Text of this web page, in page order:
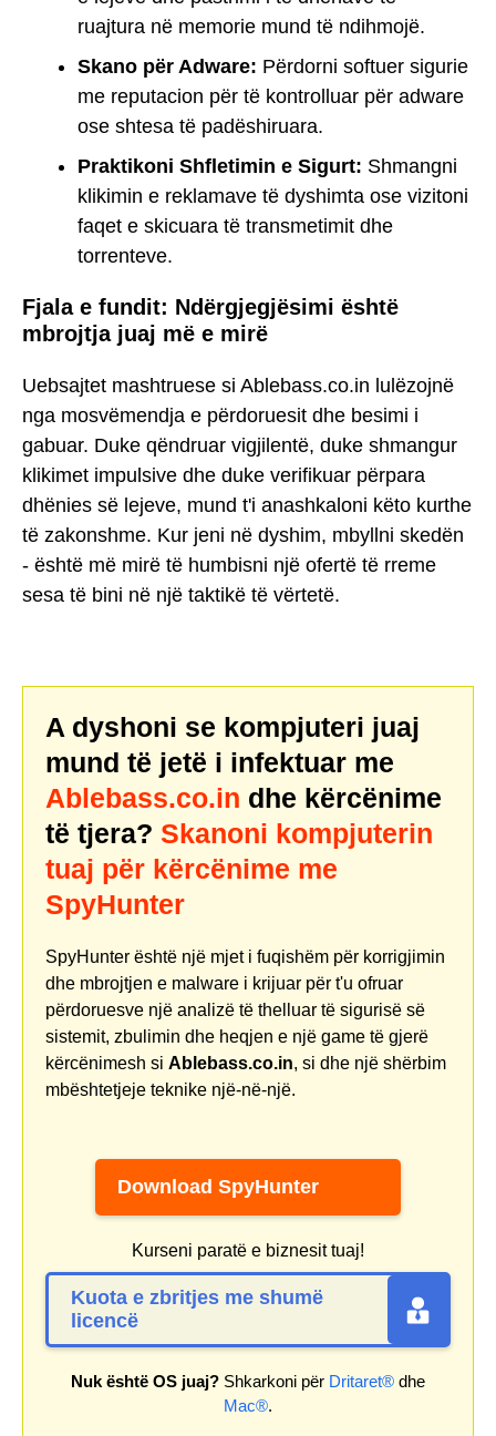
ruajtura në memorie mund të ndihmojë.
Skano për Adware: Përdorni softuer sigurie
me reputacion për të kontrolluar për adware
ose shtesa të padëshiruara.
Praktikoni Shfletimin e Sigurt: Shmangni
klikimin e reklamave të dyshimta ose vizitoni
faqet e skicuara të transmetimit dhe
torrenteve.
Fjala e fundit: Ndërgjegjësimi është
mbrojtja juaj më e mirë
Uebsajtet mashtruese si Ablebass.co.in lulëzojnë
nga mosvëmendja e përdoruesit dhe besimi i
gabuar. Duke qëndruar vigjilentë, duke shmangur
klikimet impulsive dhe duke verifikuar përpara
dhënies së lejeve, mund t'i anashkaloni këto kurthe
të zakonshme. Kur jeni në dyshim, mbyllni skedën
- është më mirë të humbisni një ofertë të rreme
sesa të bini në një taktikë të vërtetë.
A dyshoni se kompjuteri juaj
mund të jetë i infektuar me
Ablebass.co.in dhe kërcënime
të tjera? Skanoni kompjuterin
tuaj për kërcënime me
SpyHunter
SpyHunter është një mjet i fuqishëm për korrigjimin
dhe mbrojtjen e malware i krijuar për t'u ofruar
përdoruesve një analizë të thelluar të sigurisë së
sistemit, zbulimin dhe heqjen e një game të gjerë
kërcënimesh si Ablebass.co.in, si dhe një shërbim
mbështetjeje teknike një-në-një.
Download SpyHunter
Kurseni paratë e biznesit tuaj!
Kuota e zbritjes me shumë
licencë
Nuk është OS juaj? Shkarkoni për Dritaret® dhe
Mac®.